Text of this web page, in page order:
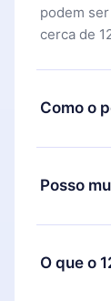
podem
cerca de
Como o
Você
aproveitar
não ficar
e solicitar
Posso
Sim, mas
próximo
você
O que o